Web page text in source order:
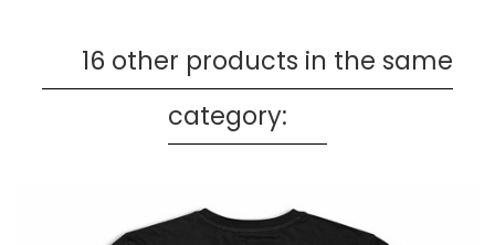
16 other products in the same
category: